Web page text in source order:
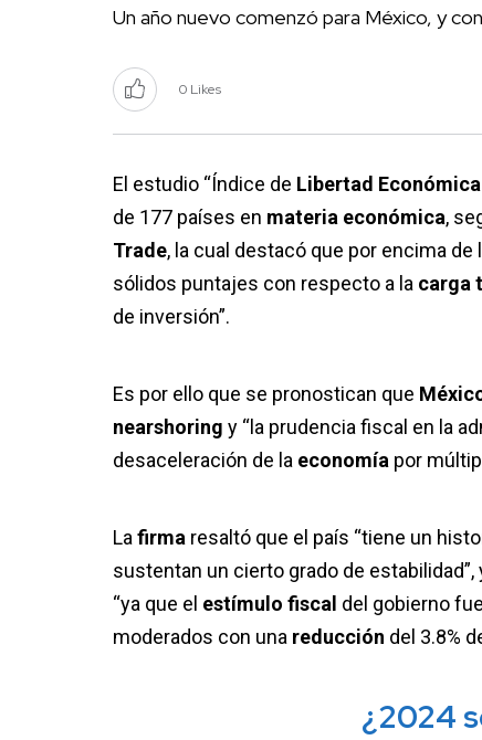
Un año nuevo comenzó para México, y
0 Likes
El estudio “Índice de Libertad Económica
de 177 países en materia económica,
Trade, la cual destacó que por encima
sólidos puntajes con respecto a la carga
de inversión”.
Es por ello que se pronostican que
nearshoring y “la prudencia fiscal en la
desaceleración de la economía por
Lafirma resaltó que el país “tiene un
sustentan un cierto grado de
“ya que el estímulo fiscal del gobierno
moderados con una reducción del 3.8%
¿2024